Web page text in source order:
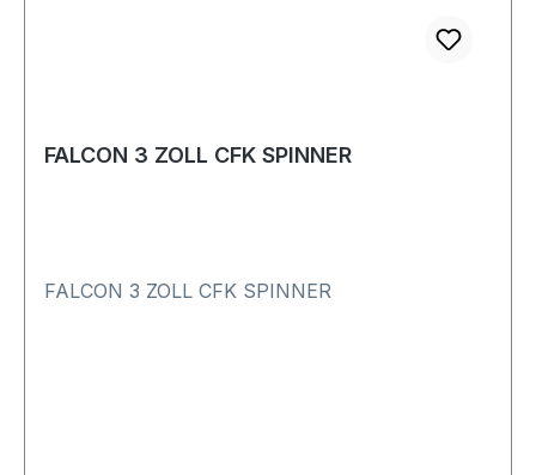
FALCON 3 ZOLL CFK SPINNER
FALCON 3 ZOLL CFK SPINNER